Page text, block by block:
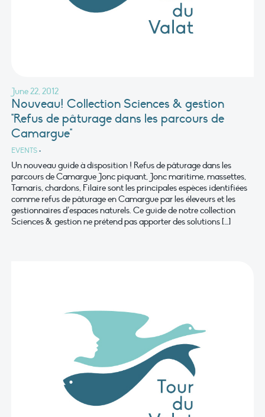
June 22, 2012
Nouveau! Collection Sciences & gestion
"Refus de pâturage dans les parcours de
Camargue"
EVENTS •
Un nouveau guide à disposition ! Refus de pâturage dans les
parcours de Camargue Jonc piquant, Jonc maritime, massettes,
Tamaris, chardons, Filaire sont les principales espèces identifiées
comme refus de pâturage en Camargue par les éleveurs et les
gestionnaires d’espaces naturels. Ce guide de notre collection
Sciences & gestion ne prétend pas apporter des solutions […]